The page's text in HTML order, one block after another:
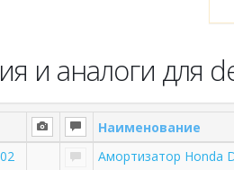
и аналоги для
Наименование
Амортизатор Honda